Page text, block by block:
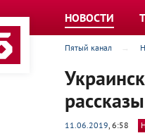
НОВОСТИ
Пятый канал
11.06.2019, 6:58